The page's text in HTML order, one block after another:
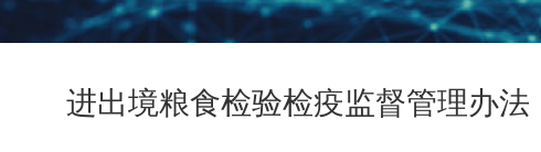
进出境粮食检验检疫监督管理办法